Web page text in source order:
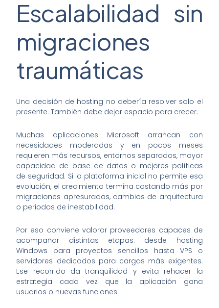
Escalabilidad sin
migraciones
traumáticas
Una decisión de hosting no debería resolver solo el
presente. También debe dejar espacio para crecer.
Muchas aplicaciones Microsoft arrancan con
necesidades moderadas y en pocos meses
requieren más recursos, entornos separados, mayor
capacidad de base de datos o mejores políticas
de seguridad. Si la plataforma inicial no permite esa
evolución, el crecimiento termina costando más por
migraciones apresuradas, cambios de arquitectura
o periodos de inestabilidad.
Por eso conviene valorar proveedores capaces de
acompañar distintas etapas: desde hosting
Windows para proyectos sencillos hasta VPS o
servidores dedicados para cargas más exigentes.
Ese recorrido da tranquilidad y evita rehacer la
estrategia cada vez que la aplicación gana
usuarios o nuevas funciones.